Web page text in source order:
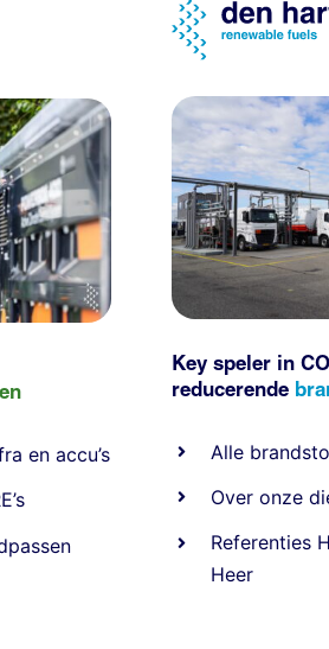
en accu’s
Key speler in
reducerende
Alle
Over onze
Referenties
Heer